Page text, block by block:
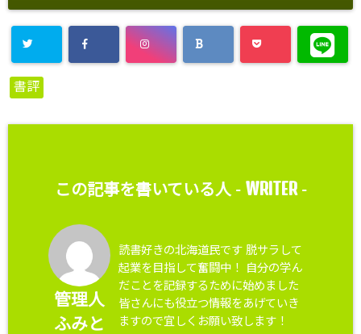
書評
この記事を書いている人 - WRITER-
管理人
ふみと
読書好きの北海道民です 脱サラして
起業を目指して奮闘中！ 自分の学ん
だことを記録するために始めました
皆さんにも役立つ情報をあげていき
ますので宜しくお願い致します！